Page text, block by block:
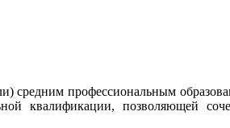
средним профессиональным
квалификации, позволяющей